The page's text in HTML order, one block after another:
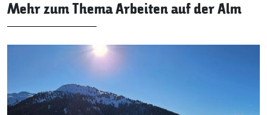
Mehr zum Thema Arbeiten auf der Alm